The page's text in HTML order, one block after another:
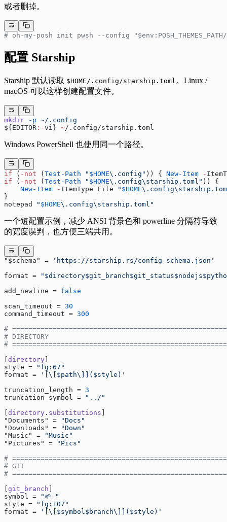
或者删掉。
# oh-my-posh init pwsh --config
配置 Starship
Starship 默认读取 $HOME/.config/starship.toml 。Linux /
macOS 可以这样创建配置文件。
mkdir -p ~/.config
${EDITOR :-vi} ~/.config/starship.toml
Windows PowerShell 也使用同一个路径。
if ( -not (Test-Path " $HOME\.config" )) { New-Item -
if ( -not (Test-Path " $HOME\.config\starship.toml" )) {
    New-Item
- ItemType File " $HOME
}
notepad
" $HOME\.config\starship.toml"
一个短配置示例，减少 ANSI 背景色和 powerline 分隔符导致
的宽度误判，也方便三端共用。
"$schema" =
'https://starship.rs/config-schema.json'
format =
add_newline = false
scan_timeout = 30
command_timeout = 300
#
# DIRECTORY
#
directory
style =
"fg:67"
format =
'[\[$path\]]($style)'
truncation_length = 3
truncation_symbol =
"../"
directory . substitutions
"Documents" =
"Docs"
"Downloads" =
"Down"
"Music" =
"Music"
"Pictures" =
"Pics"
#
# GIT
#
git_branch
symbol =
"🌱 "
style =
"fg:107"
format =
'[\[$symbol$branch\]]($style)'